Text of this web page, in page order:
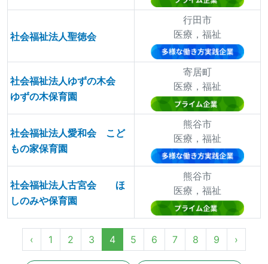
社会福祉法人聖徳会
行田市
医療，福祉
社会福祉法人ゆずの木会
ゆずの木保育園
寄居町
医療，福祉
社会福祉法人愛和会 こど
もの家保育園
熊谷市
医療，福祉
社会福祉法人古宮会 ほ
しのみや保育園
熊谷市
医療，福祉
‹ 1 2 3 4 5 6 7 8 9 ›